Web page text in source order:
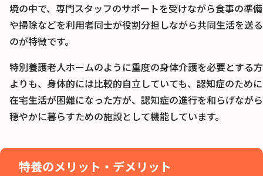
境の中で、専門スタッフのサポートを受けながら食事の準備
や掃除などを利用者同士が役割分担しながら共同生活を送る
のが特徴です。
特別養護老人ホームのように重度の身体介護を必要とする方
よりも、身体的には比較的自立していても、認知症のために
在宅生活が困難になった方が、認知症の進行を和らげながら
穏やかに暮らすための施設として機能しています。
特養のメリット・デメリット